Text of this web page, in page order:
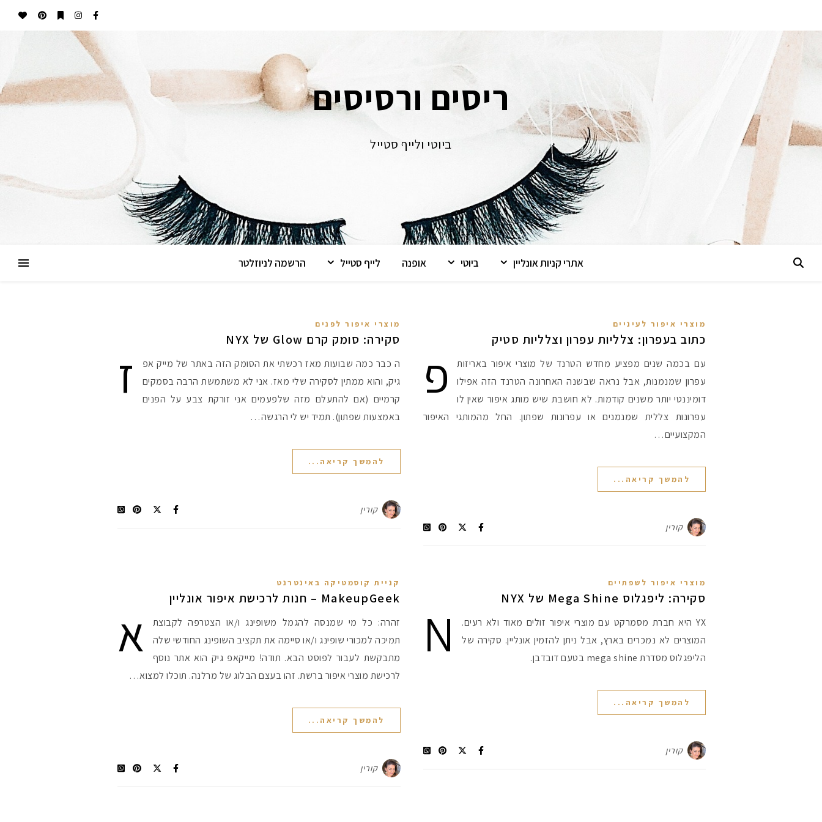
ריסים ורסיסים
ביוטי ולייף סטייל
אתרי קניות אונליין ביוטי אופנה לייף סטייל הרשמה לניוזלטר
מוצרי איפור לעיניים
כתוב בעפרון: צלליות עפרון וצלליות סטיק
פ
עם בכמה שנים מפציע מחדש הטרנד של מוצרי איפור באריזות
עפרון שמנמנות, אבל נראה שבשנה האחרונה הטרנד הזה אפילו
דומיננטי יותר משנים קודמות. לא חושבת שיש מותג איפור שאין לו
עפרונות צללית שמנמנים או עפרונות שפתון. החל מהמותגי האיפור
המקצועיים…
להמשך קריאה...
קורין
מוצרי איפור לפנים
סקירה: סומק קרם Glow של NYX
ז
ה כבר כמה שבועות מאז רכשתי את הסומק הזה באתר של מייק אפ
גיק, והוא ממתין לסקירה שלי מאז. אני לא משתמשת הרבה בסמקים
קרמיים (אם להתעלם מזה שלפעמים אני זורקת צבע על הפנים
באמצעות שפתון). תמיד יש לי הרגשה…
להמשך קריאה...
קורין
מוצרי איפור לשפתיים
סקירה: ליפגלוס Mega Shine של NYX
N
YX היא חברת מסמרקט עם מוצרי איפור זולים מאוד ולא רעים.
המוצרים לא נמכרים בארץ, אבל ניתן להזמין אונליין. סקירה של
הליפגלוס מסדרת mega shine בטעם דובדבן.
להמשך קריאה...
קורין
קניית קוסמטיקה באינטרנט
MakeupGeek – חנות לרכישת איפור אונליין
א
זהרה: כל מי שמנסה להגמל משופינג ו/או הצטרפה לקבוצת
תמיכה למכורי שופינג ו/או סיימה את תקציב השופינג החודשי שלה
מתבקשת לעבור לפוסט הבא. תודה! מייקאפ גיק הוא אתר נוסף
לרכישת מוצרי איפור ברשת. זהו בעצם הבלוג של מרלנה. תוכלו למצוא…
להמשך קריאה...
קורין